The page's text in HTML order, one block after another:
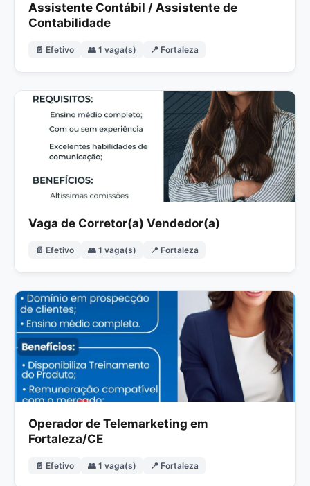
Assistente Contábil / Assistente de
Contabilidade
📄 Efetivo 👥 1 vaga(s) 📍 Fortaleza
Vaga de Corretor(a) Vendedor(a)
📄 Efetivo 👥 1 vaga(s) 📍 Fortaleza
Operador de Telemarketing em
Fortaleza/CE
📄 Efetivo 👥 1 vaga(s) 📍 Fortaleza